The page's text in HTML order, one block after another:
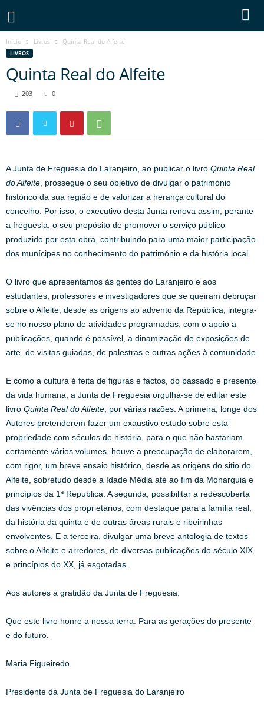
Início Livros Quinta Real do Alfeite
LIVROS
Quinta Real do Alfeite
203 0
A Junta de Freguesia do Laranjeiro, ao publicar o livro Quinta Real
do Alfeite , prossegue o seu objetivo de divulgar o património
histórico da sua região e de valorizar a herança cultural do
concelho. Por isso, o executivo desta Junta renova assim, perante
a freguesia, o seu propósito de promover o serviço público
produzido por esta obra, contribuindo para uma maior participação
dos munícipes no conhecimento do património e da história local
O livro que apresentamos às gentes do Laranjeiro e aos
estudantes, professores e investigadores que se queiram debruçar
sobre o Alfeite, desde as origens ao advento da República, integra-
se no nosso plano de atividades programadas, com o apoio a
publicações, quando é possível, a dinamização de exposições de
arte, de visitas guiadas, de palestras e outras ações à comunidade.
E como a cultura é feita de figuras e factos, do passado e presente
da vida humana, a Junta de Freguesia orgulha-se de editar este
livro Quinta Real do Alfeite , por várias razões. A primeira, longe dos
Autores pretenderem fazer um exaustivo estudo sobre esta
propriedade com séculos de história, para o que não bastariam
certamente vários volumes, houve a preocupação de elaborarem,
com rigor, um breve ensaio histórico, desde as origens do sitio do
Alfeite, sobretudo desde a Idade Média até ao fim da Monarquia e
princípios da 1ª Republica. A segunda, possibilitar a redescoberta
das vivências dos proprietários, com destaque para a família real,
da história da quinta e de outras áreas rurais e ribeirinhas
envolventes. E a terceira, divulgar uma breve antologia de textos
sobre o Alfeite e arredores, de diversas publicações do século XIX
e princípios do XX, já esgotadas.
Aos autores a gratidão da Junta de Freguesia.
Que este livro honre a nossa terra. Para as gerações do presente
e do futuro.
Maria Figueiredo
Presidente da Junta de Freguesia do Laranjeiro